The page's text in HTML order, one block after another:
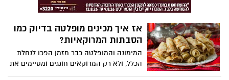
במיוחד לפיקניק, לארוחת מנגל ולאירוח
משפחתי ביום העצמאות ול"ג בעומר.
פנקו לבן ותערובת ייחודית לציפוי נאגטס. עם
את השניצל ב-3 אופציות שונות: שניצל
בטורטיה, בבגט או בלחמניה – מה שמעדיפים
בני המשפחה:
אז איך מכינים מופלטה בדיוק כמו
הסבתות המרוקאיות?
המימונה והמופלטה כבר מזמן הפכו לנחלת
הכלל, ולא רק המרוקאים חוגגים ומסיימים את
חג הפסח בטעם מתוק ומיוחד. לא צריך